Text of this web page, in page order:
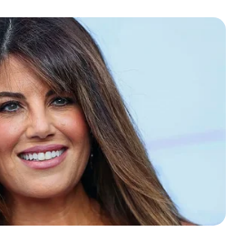
zabrakło informacji na temat
4K UHD.
inne zapowiedzi wydań 4K UHD
tygodniu , dajcie znać
wpisy z seriiznajdziecie
tagiem „
Co nowego na 4K